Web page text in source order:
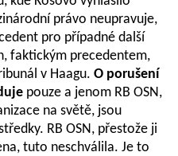
právo neupravuje,
pro případné další
faktickým precedentem,
v Haagu.O porušení
pouze a jenom RB OSN,
na světě, jsou
RB OSN, přestože ji
tuto neschválila. Je to